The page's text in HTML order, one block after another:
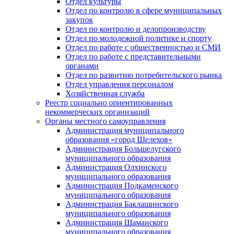
Отдел по контролю в сфере муниципальных
закупок
Отдел по контролю и делопроизводству
Отдел по молодежной политике и спорту
Отдел по работе с общественностью и СМИ
Отдел по работе с представительными
органами
Отдел по развитию потребительского рынка
Отдел управления персоналом
Хозяйственная служба
Реестр социально ориентированных
некоммерческих организаций
Органы местного самоуправления
Администрация муниципального
образования «город Шелехов»
Администрация Большелугского
муниципального образования
Администрация Олхинского
муниципального образования
Администрация Подкаменского
муниципального образования
Администрация Баклашинского
муниципального образования
Администрация Шаманского
муниципального образования